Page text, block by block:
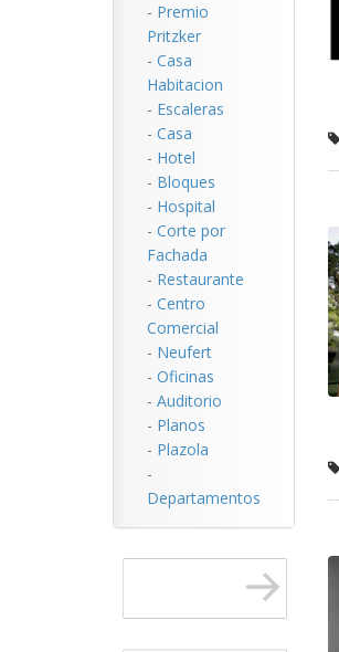
- Premio
Pritzker
- Casa
Habitacion
- Escaleras
- Casa
- Hotel
- Bloques
- Hospital
- Corte por
Fachada
- Restaurante
- Centro
Comercial
- Neufert
- Oficinas
- Auditorio
- Planos
- Plazola
-
Departamentos